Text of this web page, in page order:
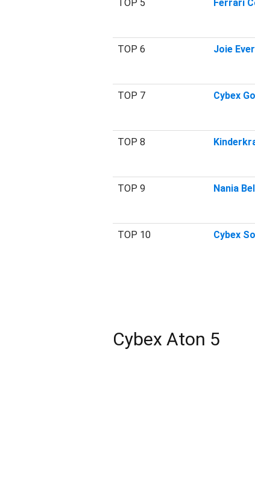
TOP 5 Ferrari
TOP 6 Joie
TOP 7 Cybex
TOP 8
TOP 9 Nania
TOP 10 Cybex
Cybex Aton 5